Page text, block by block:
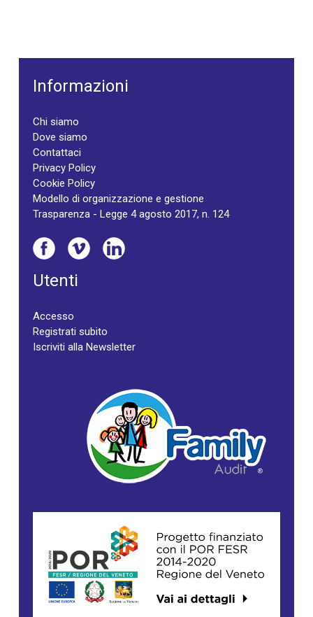
Informazioni
Chi siamo
Dove siamo
Contattaci
Privacy Policy
Cookie Policy
Modello di organizzazione e gestione
Trasparenza - Legge 4 agosto 2017, n. 124
Utenti
Accesso
Registrati subito
Iscriviti alla Newsletter